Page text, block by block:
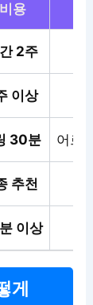
용
2주
이상
30분 어르
추천
이상
게